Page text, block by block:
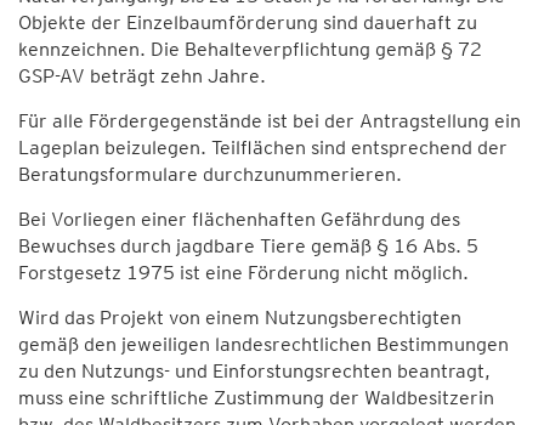
Objekte der Einzelbaumförderung sind dauerhaft zu
kennzeichnen. Die Behalteverpflichtung gemäß § 72
GSP-AV beträgt zehn Jahre.
Für alle Fördergegenstände ist bei der Antragstellung ein
Lageplan beizulegen. Teilflächen sind entsprechend der
Beratungsformulare durchzunummerieren.
Bei Vorliegen einer flächenhaften Gefährdung des
Bewuchses durch jagdbare Tiere gemäß § 16 Abs. 5
Forstgesetz 1975 ist eine Förderung nicht möglich.
Wird das Projekt von einem Nutzungsberechtigten
gemäß den jeweiligen landesrechtlichen Bestimmungen
zu den Nutzungs- und Einforstungsrechten beantragt,
muss eine schriftliche Zustimmung der Waldbesitzerin